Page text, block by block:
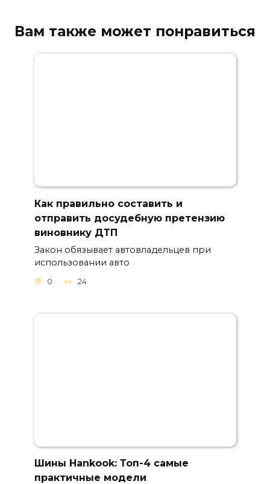
Вам также может понравиться
Как правильно составить и
отправить досудебную претензию
виновнику ДТП
Закон обязывает автовладельцев при
использовании авто
0 24
Шины Hankook: Топ-4 самые
практичные модели